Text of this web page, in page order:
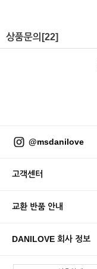
상품문의 [22]
@msdanilove
고객센터
교환 반품 안내
DANILOVE 회사 정보